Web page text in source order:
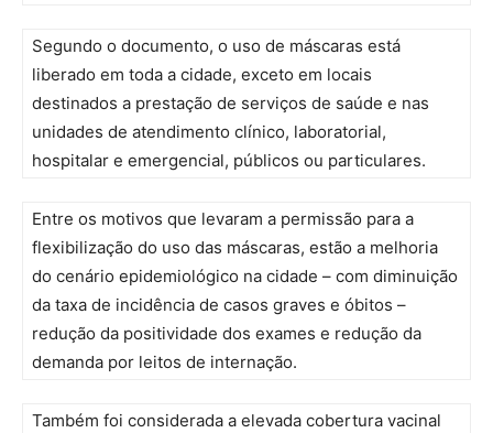
Segundo o documento, o uso de máscaras está
liberado em toda a cidade, exceto em locais
destinados a prestação de serviços de saúde e nas
unidades de atendimento clínico, laboratorial,
hospitalar e emergencial, públicos ou particulares.
Entre os motivos que levaram a permissão para a
flexibilização do uso das máscaras, estão a melhoria
do cenário epidemiológico na cidade – com diminuição
da taxa de incidência de casos graves e óbitos –
redução da positividade dos exames e redução da
demanda por leitos de internação.
Também foi considerada a elevada cobertura vacinal